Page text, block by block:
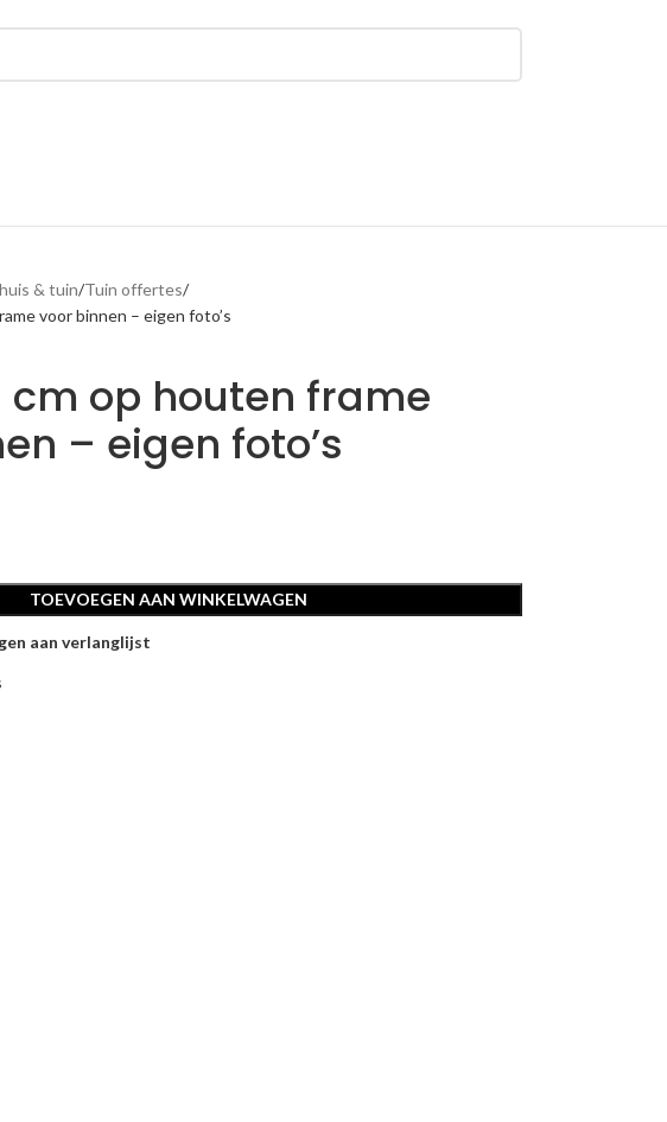
& tuin Tuin offertes
voor binnen – eigen foto’s
cm op houten frame
– eigen foto’s
TOEVOEGEN AAN WINKELWAGEN
aan verlanglijst